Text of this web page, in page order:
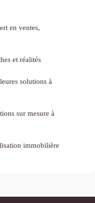
en ventes,
et réalités
solutions à
sur mesure à
immobilière